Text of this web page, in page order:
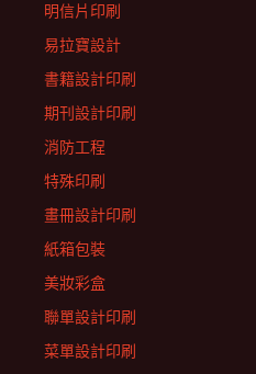
明信片印刷
易拉寶設計
書籍設計印刷
期刊設計印刷
消防工程
特殊印刷
畫冊設計印刷
紙箱包裝
美妝彩盒
聯單設計印刷
菜單設計印刷